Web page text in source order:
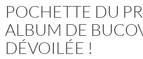
POCHETTE DU
ALBUM DE
DÉVOILÉE !